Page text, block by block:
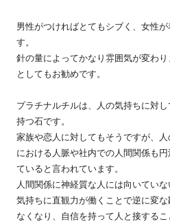
男性がつければとてもシブく、女性
す。
針の量によってかなり雰囲気が変わ
としてもお勧めです。
プラチナルチルは、人の気持ちに対
持つ石です。
家族や恋人に対してもそうですが、
における人脈や社内での人間関係も
ていると言われています。
人間関係に神経質な人には向いてい
気持ちに直観力が働くことで逆に変
なくなり、自信を持って人と接するこ